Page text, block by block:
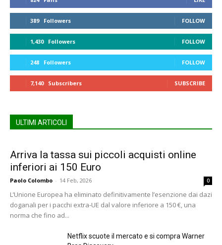
389 Followers FOLLOW
1,430 Followers FOLLOW
248 Followers FOLLOW
7,140 Subscribers SUBSCRIBE
ULTIMI ARTICOLI
Arriva la tassa sui piccoli acquisti online
inferiori ai 150 Euro
Paolo Colombo - 14 Feb, 2026 0
L’Unione Europea ha eliminato definitivamente l’esenzione dai dazi
doganali per i pacchi extra-UE dal valore inferiore a 150 €, una
norma che fino ad...
Netflix scuote il mercato e si compra Warner